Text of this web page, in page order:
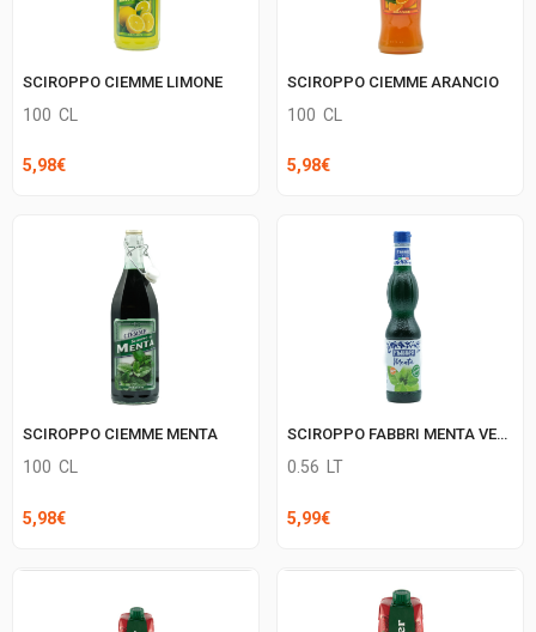
SCIROPPO CIEMME LIMONE
100 CL
5,98€
SCIROPPO CIEMME ARANCIO
100 CL
5,98€
SCIROPPO CIEMME MENTA
100 CL
5,98€
SCIROPPO FABBRI MENTA VERDE
0.56 LT
5,99€